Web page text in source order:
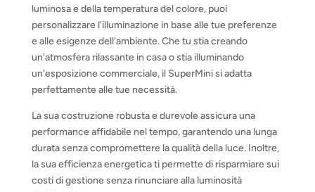
luminosa e della temperatura del colore, puoi
personalizzare l'illuminazione in base alle tue preferenze
e alle esigenze dell'ambiente. Che tu stia creando
un'atmosfera rilassante in casa o stia illuminando
un'esposizione commerciale, il SuperMini si adatta
perfettamente alle tue necessità.
La sua costruzione robusta e durevole assicura una
performance affidabile nel tempo, garantendo una lunga
durata senza compromettere la qualità della luce. Inoltre,
la sua efficienza energetica ti permette di risparmiare sui
costi di gestione senza rinunciare alla luminosità